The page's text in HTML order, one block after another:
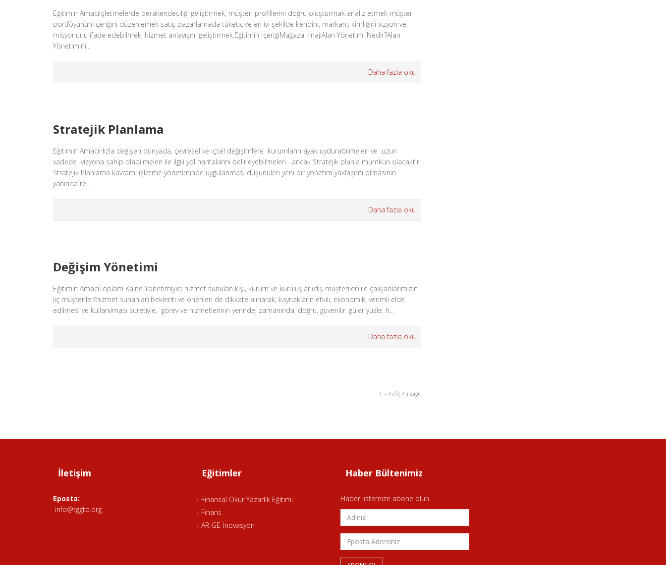
Eğitimin Amacıİşletmelerde perakendeciliği geliştirmek, müşteri profillerini doğru oluşturmak analiz etmek müşteri
portföyünün içeriğini düzenlemek satış pazarlamada tüketiciye en iyi şekilde kendini, markanı, kimliğini vizyon ve
misyonunu ifade edebilmek, hizmet anlayışını geliştirmek.Eğitimin İçeriğiMağaza İmajıAlan Yönetimi Nedir?Alan
Yönetimini...
Daha fazla oku
Stratejik Planlama
Eğitimin AmacıHızla değişen dünyada, çevresel ve içsel değişimlere kurumların ayak uydurabilmeleri ve uzun
vadede vizyona sahip olabilmeleri ile ilgili yol haritalarını belirleyebilmeleri ancak Stratejik planla mümkün olacaktır.
Stratejik Planlama kavramı işletme yönetiminde uygulanması düşünülen yeni bir yönetim yaklaşımı olmasının
yanında re...
Daha fazla oku
Değişim Yönetimi
Eğitimin AmacıToplam Kalite Yönetimiyle; hizmet sunulan kişi, kurum ve kuruluşlar (dış müşteriler) ile çalışanlarımızın
(iç müşteriler/hizmet sunanlar) beklenti ve önerileri de dikkate alınarak, kaynakların etkili, ekonomik, verimli elde
edilmesi ve kullanılması suretiyle, görev ve hizmetlerinin yerinde, zamanında, doğru, güvenilir, güler yüzle, h...
Daha fazla oku
1 - 4 of ( 4 ) kayıt
İletişim
Eposta:
info@tggtd.org
Eğitimler
Finansal Okur Yazarlık Eğitimi
Finans
AR-GE İnovasyon
Haber Bültenimiz
Haber listemize abone olun